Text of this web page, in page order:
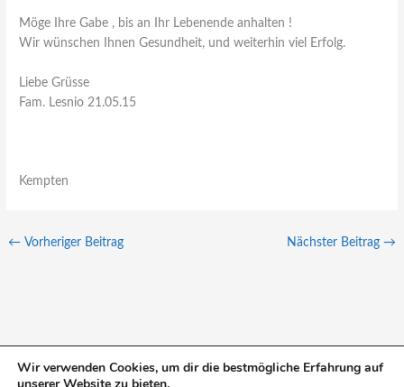
Möge Ihre Gabe , bis an Ihr Lebenende anhalten !
Wir wünschen Ihnen Gesundheit, und weiterhin viel Erfolg.
Liebe Grüsse
Fam. Lesnio 21.05.15
Kempten
← Vorheriger Beitrag Nächster Beitrag →
Wir verwenden Cookies, um dir die bestmögliche Erfahrung auf